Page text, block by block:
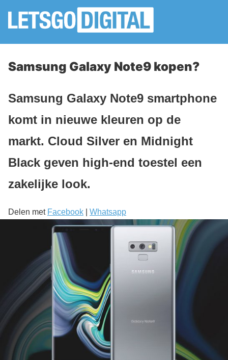
Samsung Galaxy Note9 kopen?
Samsung Galaxy Note9 smartphone
komt in nieuwe kleuren op de
markt. Cloud Silver en Midnight
Black geven high-end toestel een
zakelijke look.
Delen met Facebook Whatsapp